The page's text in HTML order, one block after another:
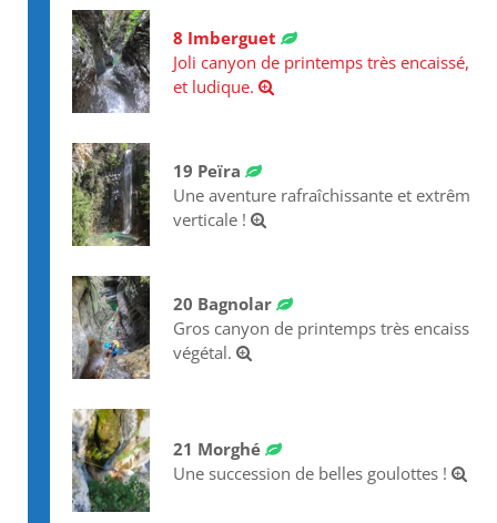
8 Imberguet
Joli canyon de printemps très encaissé,
et ludique.
19 Peïra
Une aventure rafraîchissante et
verticale !
20 Bagnolar
Gros canyon de printemps très encaissé et
végétal.
21 Morghé
Une succession de belles goulottes !